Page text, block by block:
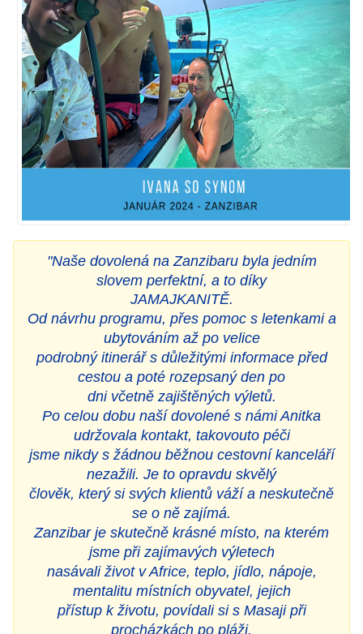
"Naše dovolená na Zanzibaru byla jedním
slovem perfektní, a to díky
JAMAJKANITĚ.
Od návrhu programu, přes pomoc s letenkami a
ubytováním až po velice
podrobný itinerář s důležitými informace před
cestou a poté rozepsaný den po
dni včetně zajištěných výletů.
Po celou dobu naší dovolené s námi Anitka
udržovala kontakt, takovouto péči
jsme nikdy s žádnou běžnou cestovní kanceláří
nezažili. Je to opravdu skvělý
člověk, který si svých klientů váží a neskutečně
se o ně zajímá.
Zanzibar je skutečně krásné místo, na kterém
jsme při zajímavých výletech
nasávali život v Africe, teplo, jídlo, nápoje,
mentalitu místních obyvatel, jejich
přístup k životu, povídali si s Masaji při
procházkách po pláži.